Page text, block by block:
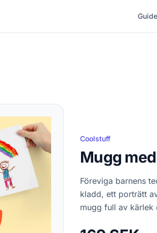
Coolstuff
Mugg
Föreviga barnens
kladd, ett porträtt
mugg full av kärlek